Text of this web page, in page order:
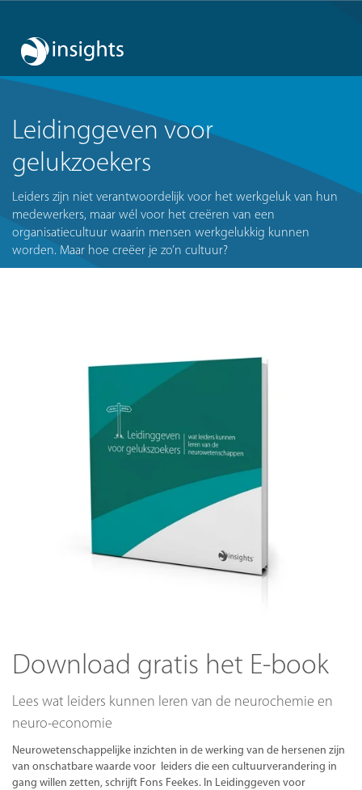
Leidinggeven voor
gelukzoekers
Leiders zijn niet verantwoordelijk voor het werkgeluk van hun
medewerkers, maar wél voor het creëren van een
organisatiecultuur waarin mensen werkgelukkig kunnen
worden. Maar hoe creëer je zo’n cultuur?
Download gratis het E-book
Lees wat leiders kunnen leren van de neurochemie en
neuro-economie
Neurowetenschappelijke inzichten in de werking van de hersenen zijn
van onschatbare waarde voor leiders die een cultuurverandering in
gang willen zetten, schrijft Fons Feekes. In Leidinggeven voor